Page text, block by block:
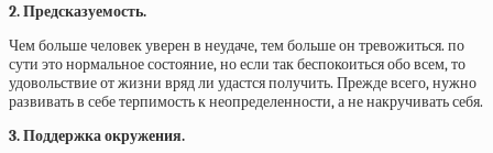
2. Предсказуемость.
Чем больше человек уверен в неудаче, тем больше он тревожиться. по
сути это нормальное состояние, но если так беспокоиться обо всем, то
удовольствие от жизни вряд ли удастся получить. Прежде всего, нужно
развивать в себе терпимость к неопределенности, а не накручивать себя.
3. Поддержка окружения.